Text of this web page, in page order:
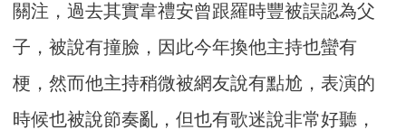
關注，過去其實韋禮安曾跟羅時豐被誤認為父
子，被說有撞臉，因此今年換他主持也蠻有
梗，然而他主持稍微被網友說有點尬，表演的
時候也被說節奏亂，但也有歌迷說非常好聽，